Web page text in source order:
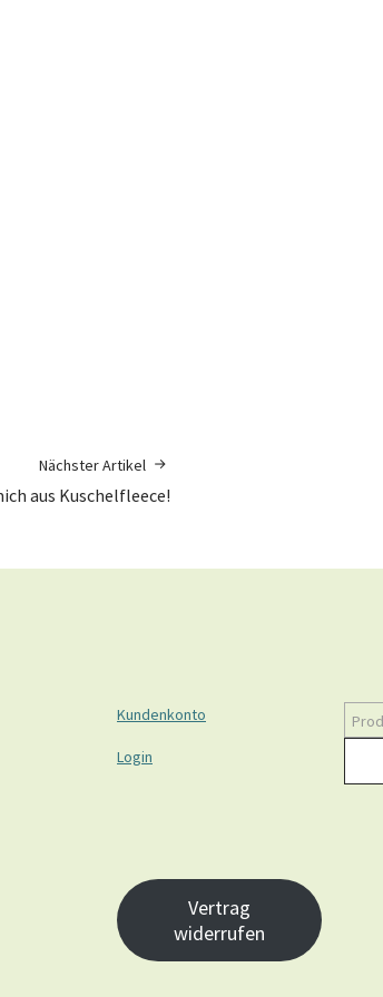
Nächster Artikel
aus Kuschelfleece!
Kundenkonto
Login
Vertrag
widerrufen